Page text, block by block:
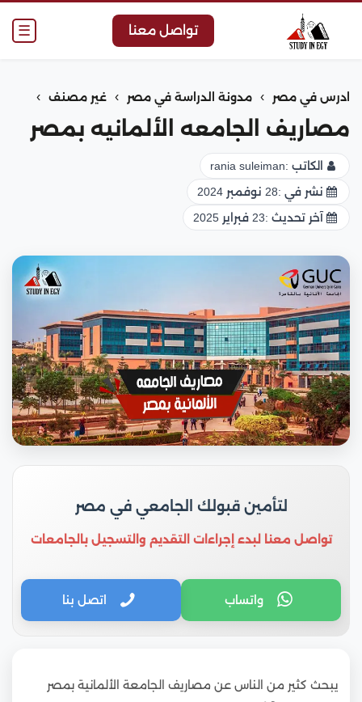
☰ تواصل معنا
ادرس في مصر › مدونة الدراسة في مصر › غير مصنف ›
مصاريف الجامعه الألمانيه بمصر
الكاتب :rania suleiman
نشر في :28 نوفمبر 2024
آخر تحديث :23 فبراير 2025
لتأمين قبولك الجامعي في مصر
تواصل معنا لبدء إجراءات التقديم والتسجيل بالجامعات
واتساب اتصل بنا
يبحث كثير من الناس عن مصاريف الجامعة الألمانية بمصر